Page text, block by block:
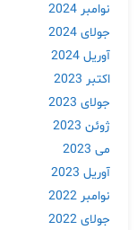
نوامبر 2024
جولای 2024
آوریل 2024
اکتبر 2023
جولای 2023
ژوئن 2023
می 2023
آوریل 2023
نوامبر 2022
جولای 2022